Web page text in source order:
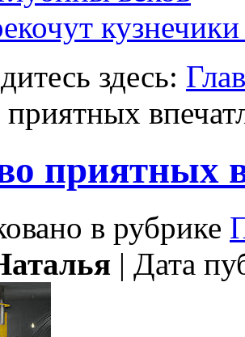
здесь:
приятных
в рубрике
| Дата